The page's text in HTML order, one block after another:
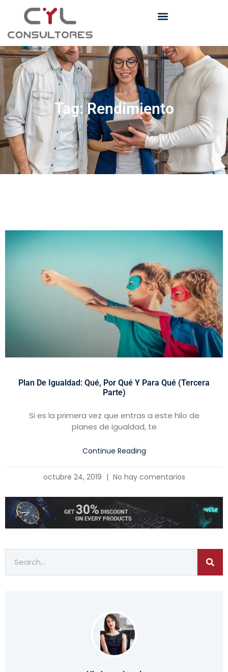
Tag: Rendimiento
Plan De Igualdad: Qué, Por Qué Y Para Qué (tercera
Parte)
Si es la primera vez que entras a este hilo de
planes de igualdad, te
Continue Reading
octubre 24, 2019 No hay comentarios